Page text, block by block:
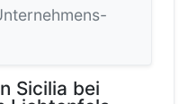
Sicilia bei